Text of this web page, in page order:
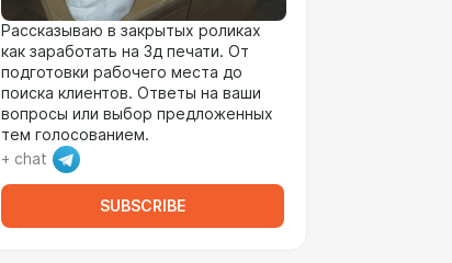
Рассказываю в закрытых роликах
как заработать на 3д печати. От
подготовки рабочего места до
поиска клиентов. Ответы на ваши
вопросы или выбор предложенных
тем голосованием.
+ chat
SUBSCRIBE